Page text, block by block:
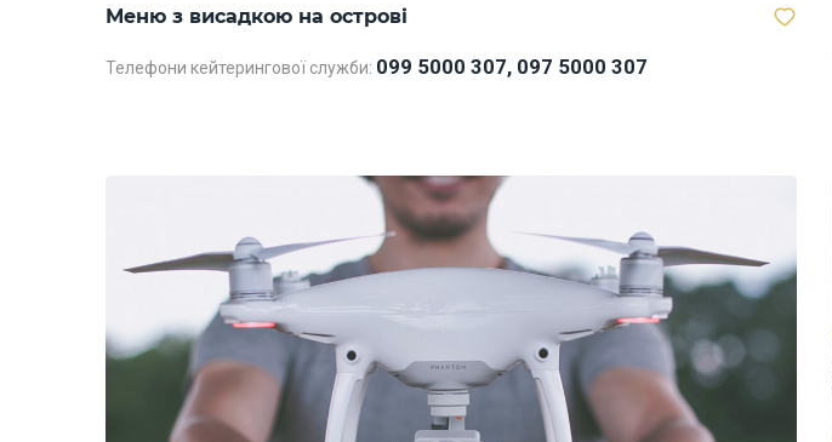
Меню з висадкою на острові
Телефони кейтерингової служби: 099 5000 307, 097 5000 307